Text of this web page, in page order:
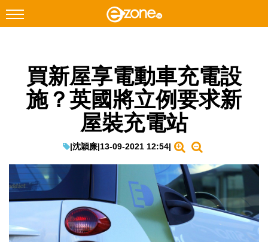
Facebook Instagram
科技焦點
教學評測
EduTech
生成式AI與雲端應用
買新屋享電動車充電設
施？英國將立例要求新
屋裝充電站
|沈穎廉|13-09-2021 12:54|